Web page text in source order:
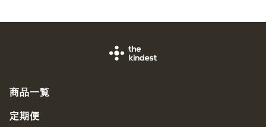
商品一覧
定期便